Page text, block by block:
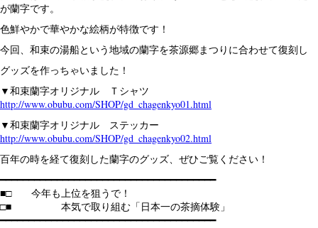
が蘭字です。
色鮮やかで華やかな絵柄が特徴です！
今回、和束の湯船という地域の蘭字を茶源郷まつりに合わせて復刻し
グッズを作っちゃいました！
▼和束蘭字オリジナル Ｔシャツ
http://www.obubu.com/SHOP/gd_chagenkyo01.html
▼和束蘭字オリジナル ステッカー
http://www.obubu.com/SHOP/gd_chagenkyo02.html
百年の時を経て復刻した蘭字のグッズ、ぜひご覧ください！
━━━━━━━━━━━━━━━━━━━━━━━━━━━━━━━━━━━━━━
■□ 今年も上位を狙うで！
□■ 本気で取り組む「日本一の茶摘体験」
━━━━━━━━━━━━━━━━━━━━━━━━━━━━━━━━━━━━━━